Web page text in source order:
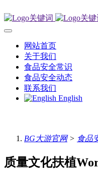
网站首页
关于我们
食品安全常识
食品安全动态
联系我们
English
BG大游官网> 食品
质量文化扶植